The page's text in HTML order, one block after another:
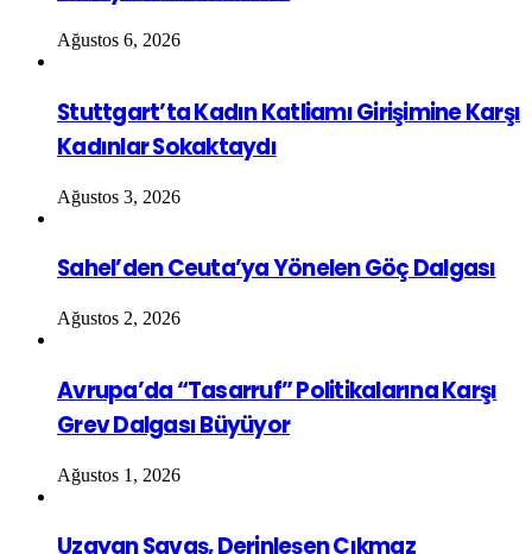
Ağustos 6, 2026
Stuttgart’ta Kadın Katliamı Girişimine Karşı
Kadınlar Sokaktaydı
Ağustos 3, 2026
Sahel’den Ceuta’ya Yönelen Göç Dalgası
Ağustos 2, 2026
Avrupa’da “Tasarruf” Politikalarına Karşı
Grev Dalgası Büyüyor
Ağustos 1, 2026
Uzayan Savaş, Derinleşen Çıkmaz